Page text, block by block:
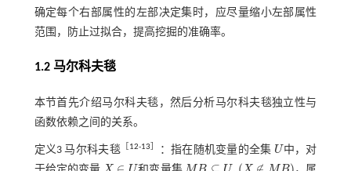
确定每个右部属性的左部决定集时，应尽量缩小左部属性
范围，防止过拟合，提高挖掘的准确率。
1.2 马尔科夫毯
本节首先介绍马尔科夫毯，然后分析马尔科夫毯独立性与
函数依赖之间的关系。
定义3 马尔科夫毯 12-13 ：指在随机变量的全集 U
U 中，对